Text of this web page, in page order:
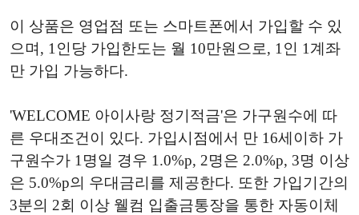
이 상품은 영업점 또는 스마트폰에서 가입할 수 있
으며, 1인당 가입한도는 월 10만원으로, 1인 1계좌
만 가입 가능하다.
'WELCOME 아이사랑 정기적금'은 가구원수에 따
른 우대조건이 있다. 가입시점에서 만 16세이하 가
구원수가 1명일 경우 1.0%p, 2명은 2.0%p, 3명 이상
은 5.0%p의 우대금리를 제공한다. 또한 가입기간의
3분의 2회 이상 웰컴 입출금통장을 통한 자동이체